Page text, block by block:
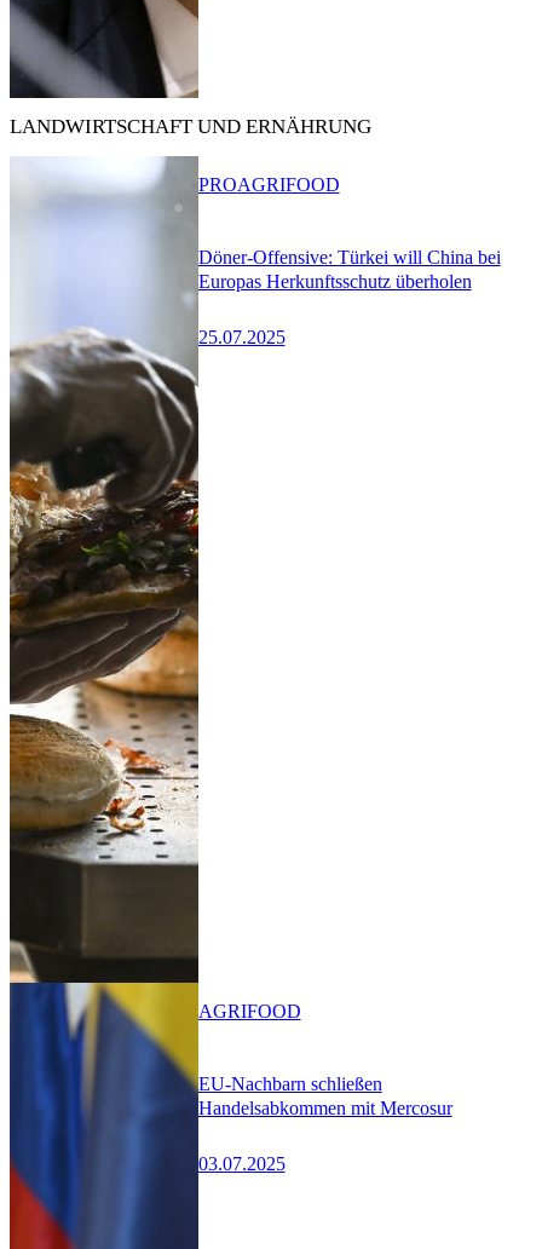
LANDWIRTSCHAFT UND ERNÄHRUNG
Döner-Offensive: Türkei will China bei
Europas Herkunftsschutz überholen
25.07.2025
PROAGRIFOOD
EU-Nachbarn schließen
Handelsabkommen mit Mercosur
03.07.2025
AGRIFOOD